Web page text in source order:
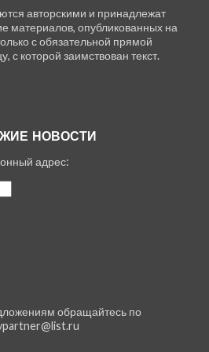
авторскими и принадлежат
материалов, опубликованных на
с обязательной прямой
с которой заимствован текст.
НОВОСТИ
адрес:
обращайтесь по